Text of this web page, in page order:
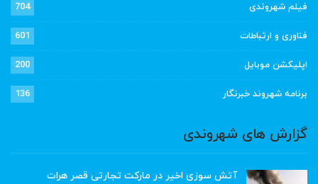
فیلم شهروندی 704
فناوری و ارتباطات 601
اپلیکشن موبایل 200
برنامه شهروند خبرنگار 136
گزارش های شهروندی
آتش سوزی اخیر در مارکت تجارتی قصر هرات